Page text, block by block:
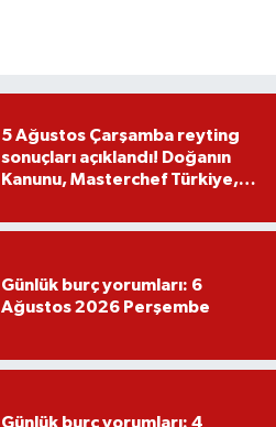
5 Ağustos Çarşamba reyting
sonuçları açıklandı! Doğanın
Kanunu, Masterchef Türkiye,
Günlük burç yorumları: 6
Ağustos 2026 Perşembe
Günlük burç yorumları: 4